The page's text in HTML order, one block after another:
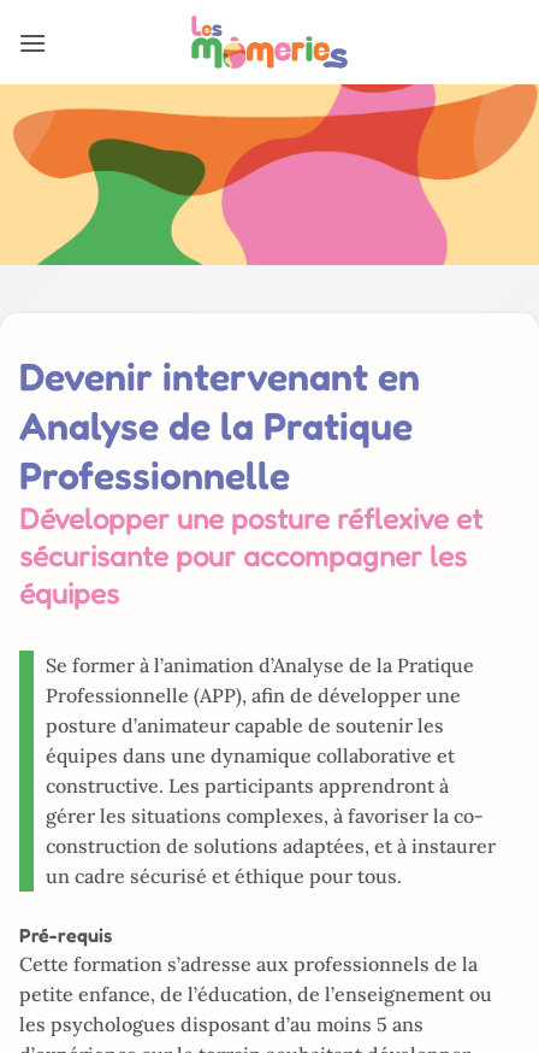
Devenir intervenant en
Analyse de la Pratique
Professionnelle
Développer une posture réflexive et
sécurisante pour accompagner les
équipes
Se former à l’animation d’Analyse de la Pratique
Professionnelle (APP), afin de développer une
posture d’animateur capable de soutenir les
équipes dans une dynamique collaborative et
constructive. Les participants apprendront à
gérer les situations complexes, à favoriser la co-
construction de solutions adaptées, et à instaurer
un cadre sécurisé et éthique pour tous.
Pré-requis
Cette formation s’adresse aux professionnels de la
petite enfance, de l’éducation, de l’enseignement ou
les psychologues disposant d’au moins 5 ans